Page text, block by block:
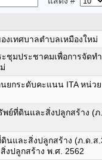
เทศบาลตำบลเหมืองใหม่
ชุมประชาคมเพื่อการจัด
ยกระดับคะแนน ITA หน่
ย์ที่ดินและสิ่งปลูกสร้าง (
และสิ่งปลูกสร้าง (ภ.ด.ส
ปลูกสร้าง พ.ศ. 2562